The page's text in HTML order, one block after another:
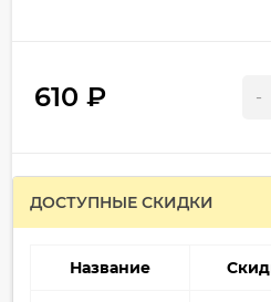
610 ₽ -
ДОСТУПНЫЕ СКИДКИ
Название